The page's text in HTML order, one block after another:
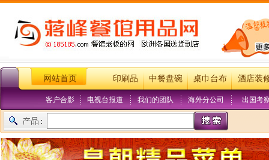
网站首页 印刷品 中餐盘碗 桌巾台布 酒店装
客户合影 电视台报道 我们的团队 海外分公司 出国考